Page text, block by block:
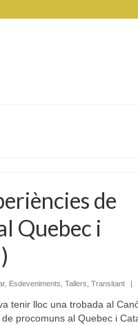
de
Quebec i
, Esdeveniments Tallers Transitant |
tenir lloc una trobada al
procomuns al Quebec i